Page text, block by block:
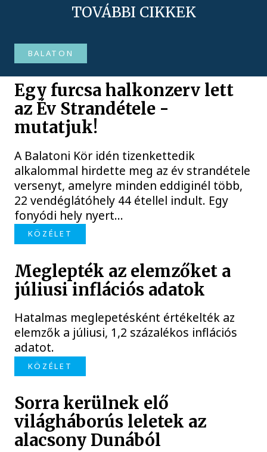
TOVÁBBI CIKKEK
BALATON
Egy furcsa halkonzerv lett
az Év Strandétele -
mutatjuk!
A Balatoni Kör idén tizenkettedik
alkalommal hirdette meg az év strandétele
versenyt, amelyre minden eddiginél több,
22 vendéglátóhely 44 étellel indult. Egy
fonyódi hely nyert...
KÖZÉLET
Meglepték az elemzőket a
júliusi inflációs adatok
Hatalmas meglepetésként értékelték az
elemzők a júliusi, 1,2 százalékos inflációs
adatot.
KÖZÉLET
Sorra kerülnek elő
világháborús leletek az
alacsony Dunából